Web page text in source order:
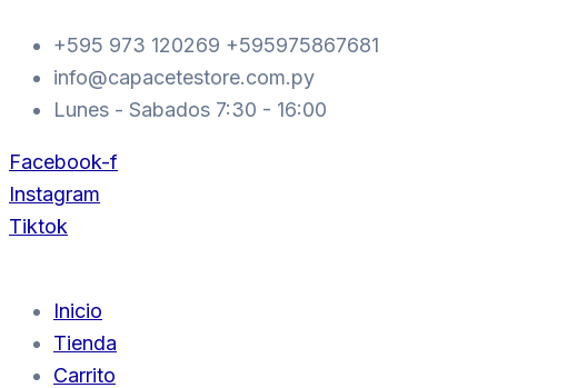
contenido
+595 973 120269 +595975867681
info@capacetestore.com.py
Lunes - Sabados 7:30 - 16:00
Facebook-f
Instagram
Tiktok
Inicio
Tienda
Carrito
BLANCO
CORDON
A005